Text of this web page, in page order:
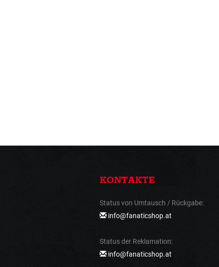
KONTAKTE
Status von Umtausch / Rückgabe:
info@fanaticshop.at
Status der Reklamation:
info@fanaticshop.at